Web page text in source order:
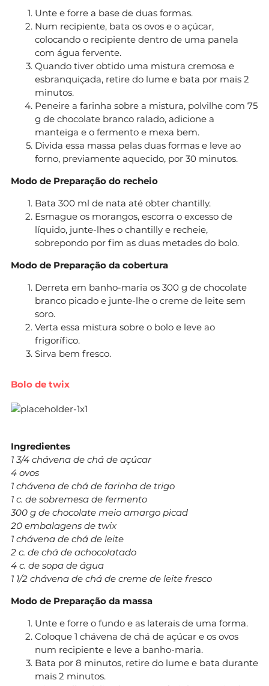
Unte e forre a base de duas formas.
Num recipiente, bata os ovos e o açúcar,
colocando o recipiente dentro de uma panela
com água fervente.
Quando tiver obtido uma mistura cremosa e
esbranquiçada, retire do lume e bata por mais 2
minutos.
Peneire a farinha sobre a mistura, polvilhe com 75
g de chocolate branco ralado, adicione a
manteiga e o fermento e mexa bem.
Divida essa massa pelas duas formas e leve ao
forno, previamente aquecido, por 30 minutos.
Modo de Preparação do recheio
Bata 300 ml de nata até obter chantilly.
Esmague os morangos, escorra o excesso de
líquido, junte-lhes o chantilly e recheie,
sobrepondo por fim as duas metades do bolo.
Modo de Preparação da cobertura
Derreta em banho-maria os 300 g de chocolate
branco picado e junte-lhe o creme de leite sem
soro.
Verta essa mistura sobre o bolo e leve ao
frigorífico.
Sirva bem fresco.
Bolo de twix
Ingredientes
1 3/4 chávena de chá de açúcar
4 ovos
1 chávena de chá de farinha de trigo
1 c. de sobremesa de fermento
300 g de chocolate meio amargo picad
20 embalagens de twix
1 chávena de chá de leite
2 c. de chá de achocolatado
4 c. de sopa de água
1 1/2 chávena de chá de creme de leite fresco
Modo de Preparação da massa
Unte e forre o fundo e as laterais de uma forma.
Coloque 1 chávena de chá de açúcar e os ovos
num recipiente e leve a banho-maria.
Bata por 8 minutos, retire do lume e bata durante
mais 2 minutos.